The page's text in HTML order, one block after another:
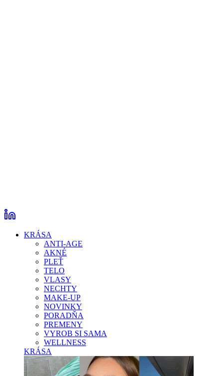
KRÁSA
ANTI-AGE
AKNÉ
PLEŤ
TELO
VLASY
NECHTY
MAKE-UP
NOVINKY
PORADŇA
PREMENY
VYROB SI SAMA
WELLNESS
KRÁSA